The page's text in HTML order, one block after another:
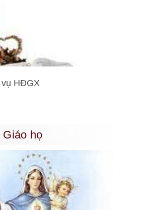
HĐGX
Giáo họ